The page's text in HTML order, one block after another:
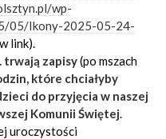
wp-
05/Ikony-2025-05-24-
link).
trwają zapisy(po mszach
które chciałyby
do przyjęcia w naszej
Komunii Świętej.
uroczystości